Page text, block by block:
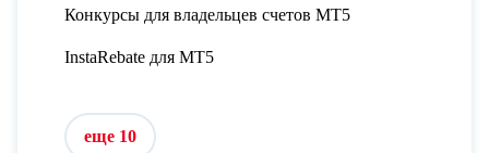
Конкурсы для владельцев счетов МТ5
InstaRebate для МТ5
еще 10